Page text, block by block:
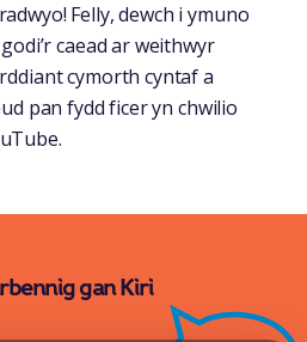
Felly, dewch i ymuno
caead ar weithwyr
cymorth cyntaf a
pan fydd ficer yn chwilio
gan Kiri